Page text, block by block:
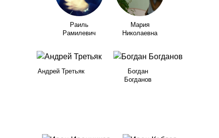
Раиль
Рамилевич
Мария
Николаевна
Андрей Третьяк
Богдан
Богданов